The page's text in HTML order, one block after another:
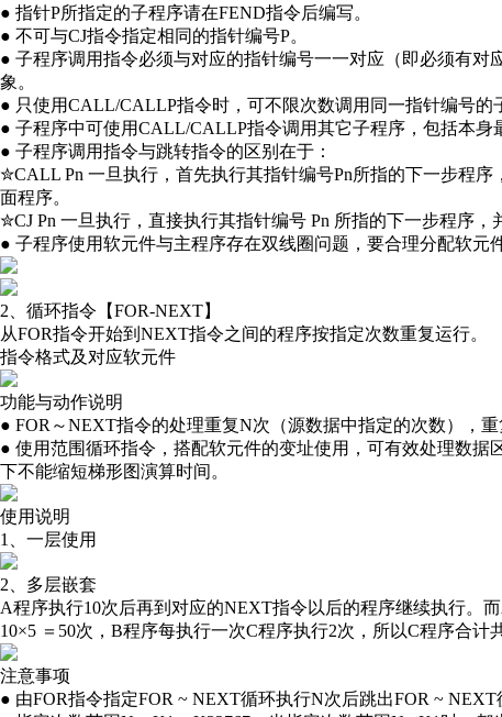
● 指针P所指定的子程序请在FEND指令后编写。
● 不可与CJ指令指定相同的指针编号P。
● 子程序调用指令必须与对应的指针编号一一对应（即必须有对
象。
● 只使用CALL/CALLP指令时，可不限次数调用同一指针编号的
● 子程序中可使用CALL/CALLP指令调用其它子程序，包括本身
● 子程序调用指令与跳转指令的区别在于：
✮CALL Pn 一旦执行，首先执行其指针编号Pn所指的下一步程
面程序。
✮CJ Pn 一旦执行，直接执行其指针编号 Pn 所指的下一步程序，
● 子程序使用软元件与主程序存在双线圈问题，要合理分配软元件
2、循环指令【FOR-NEXT】
从FOR指令开始到NEXT指令之间的程序按指定次数重复运行。
指令格式及对应软元件
功能与动作说明
● FOR～NEXT指令的处理重复N次（源数据中指定的次数），
● 使用范围循环指令，搭配软元件的变址使用，可有效处理数
下不能缩短梯形图演算时间。
使用说明
1、一层使用
2、多层嵌套
A程序执行10次后再到对应的NEXT指令以后的程序继续执行。
10×5 ＝50次，B程序每执行一次C程序执行2次，所以C程序合计
注意事项
● 由FOR指令指定FOR ~ NEXT循环执行N次后跳出FOR ~ NEXT